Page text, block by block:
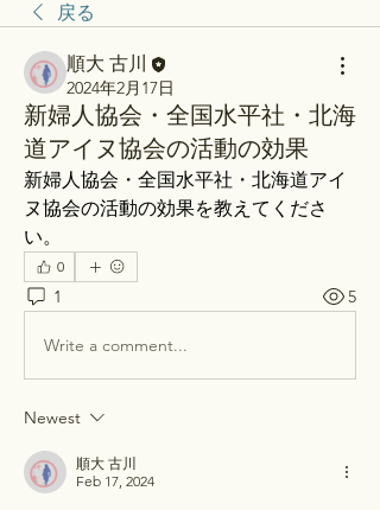
戻る
順大 古川
2024年2月17日
新婦人協会・全国水平社・北海
道アイヌ協会の活動の効果
新婦人協会・全国水平社・北海道アイ
ヌ協会の活動の効果を教えてくださ
い。
0
1 5
Write a comment...
Newest
順大 古川
Feb 17, 2024